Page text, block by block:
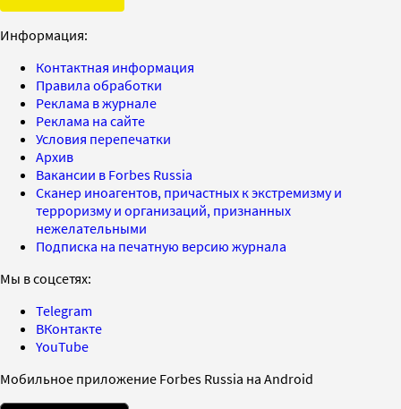
Информация:
Контактная информация
Правила обработки
Реклама в журнале
Реклама на сайте
Условия перепечатки
Архив
Вакансии в Forbes Russia
Сканер иноагентов, причастных к экстремизму и
терроризму и организаций, признанных
нежелательными
Подписка на печатную версию журнала
Мы в соцсетях:
Telegram
ВКонтакте
YouTube
Мобильное приложение Forbes Russia на Android